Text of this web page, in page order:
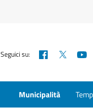
Seguici su: Facebook
Municipalità